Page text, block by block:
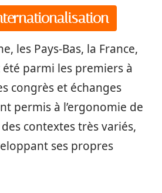
les Pays-Bas, la France,
parmi les premiers à
congrès et échanges
permis à l’ergonomie de
contextes très variés,
ses propres